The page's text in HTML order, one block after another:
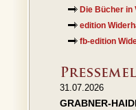
Die Bücher in
edition
fb-edition
31.07.2026
GRABNER-